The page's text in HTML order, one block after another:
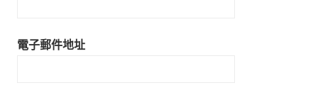
電子郵件地址